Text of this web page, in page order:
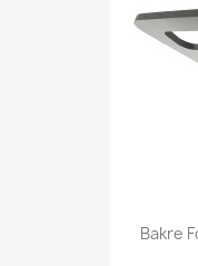
Bakre